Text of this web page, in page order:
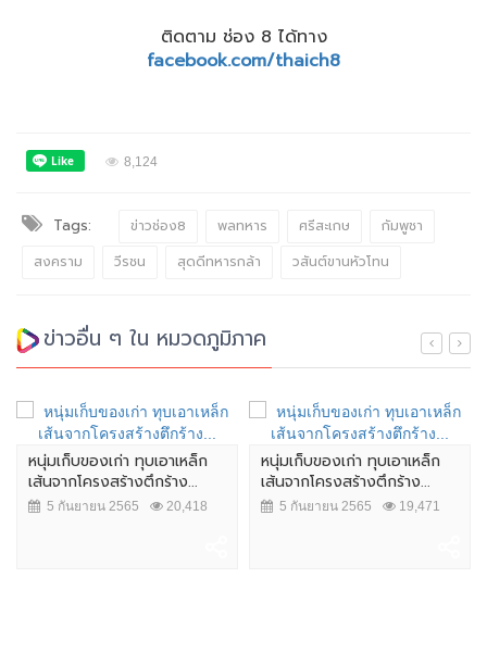
ติดตาม ช่อง 8 ได้ทาง
facebook.com/thaich8
8,124
Tags: ข่าวช่อง8 พลทหาร ศรีสะเกษ
กัมพูชา
สงคราม
วีรชน สุดดีทหารกล้า วสันต์ขานหัวโทน
ข่าวอื่น ๆ ใน หมวดภูมิภาค
หนุ่มเก็บของเก่า ทุบเอาเหล็ก
เส้นจากโครงสร้างตึกร้าง...
5 กันยายน 2565 20,418
หนุ่มเก็บของเก่า ทุบเอาเหล็ก
เส้นจากโครงสร้างตึกร้าง...
5 กันยายน 2565 19,471